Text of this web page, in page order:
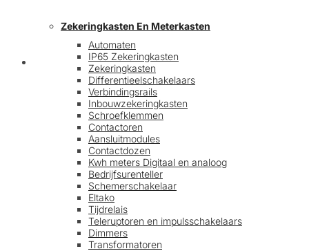
Zekeringkasten En Meterkasten
Automaten
IP65 Zekeringkasten
Zekeringkasten
Differentieelschakelaars
Verbindingsrails
Inbouwzekeringkasten
Schroefklemmen
Contactoren
Aansluitmodules
Contactdozen
Kwh meters Digitaal en analoog
Bedrijfsurenteller
Schemerschakelaar
Eltako
Tijdrelais
Teleruptoren en impulsschakelaars
Dimmers
Transformatoren